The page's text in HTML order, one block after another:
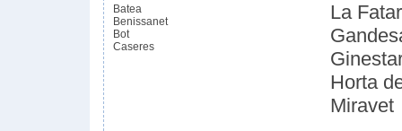
Batea
Benissanet
Bot
Caseres
La
Horta
Miravet